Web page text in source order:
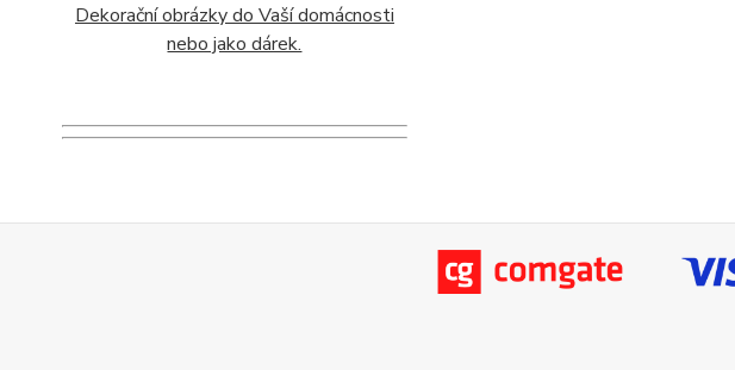
Dekorační obrázky do Vaší domácnosti
nebo jako dárek.